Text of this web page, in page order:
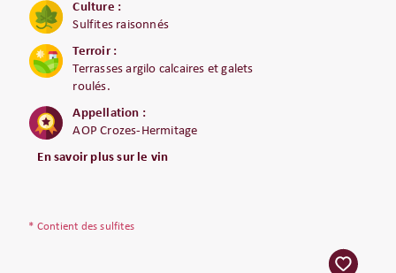
Culture :
Sulfites raisonnés
Terroir :
Terrasses argilo calcaires et galets
roulés.
Appellation :
AOP Crozes-Hermitage
En savoir plus sur le vin
* Contient des sulfites